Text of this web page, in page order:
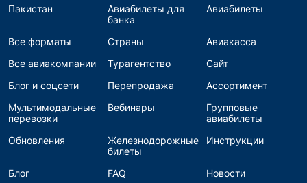
Пакистан
Авиабилеты для
банка
Авиабилеты
Все форматы Страны
Авиакасса
Все авиакомпании
Турагентство
Сайт
Блог и соцсети
Перепродажа
Ассортимент
Мультимодальные
перевозки
Вебинары
Групповые
авиабилеты
Обновления
Железнодорожные
билеты
Инструкции
Блог FAQ
Новости